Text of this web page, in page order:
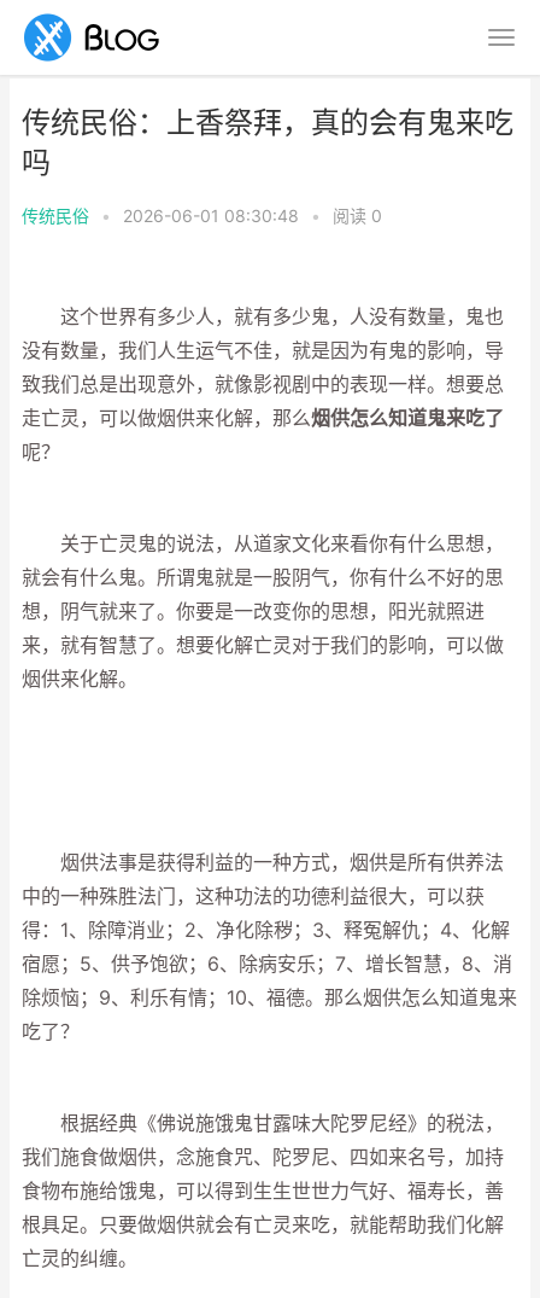
传统民俗：上香祭拜，真的会有鬼来吃
吗
传统民俗 • 2026-06-01 08:30:48 • 阅读 0
这个世界有多少人，就有多少鬼，人没有数量，鬼也
没有数量，我们人生运气不佳，就是因为有鬼的影响，导
致我们总是出现意外，就像影视剧中的表现一样。想要总
走亡灵，可以做烟供来化解，那么烟供怎么知道鬼来吃了
呢？
关于亡灵鬼的说法，从道家文化来看你有什么思想，
就会有什么鬼。所谓鬼就是一股阴气，你有什么不好的思
想，阴气就来了。你要是一改变你的思想，阳光就照进
来，就有智慧了。想要化解亡灵对于我们的影响，可以做
烟供来化解。
烟供法事是获得利益的一种方式，烟供是所有供养法
中的一种殊胜法门，这种功法的功德利益很大，可以获
得：1、除障消业；2、净化除秽；3、释冤解仇；4、化解
宿愿；5、供予饱欲；6、除病安乐；7、增长智慧，8、消
除烦恼；9、利乐有情；10、福德。那么烟供怎么知道鬼来
吃了？
根据经典《佛说施饿鬼甘露味大陀罗尼经》的税法，
我们施食做烟供，念施食咒、陀罗尼、四如来名号，加持
食物布施给饿鬼，可以得到生生世世力气好、福寿长，善
根具足。只要做烟供就会有亡灵来吃，就能帮助我们化解
亡灵的纠缠。